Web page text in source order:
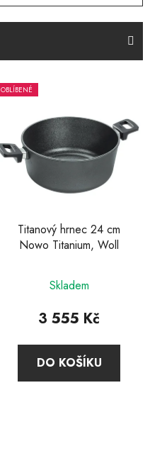
OBLÍBENÉ
Titanový hrnec 24 cm
Nowo Titanium, Woll
hodnocení
produktu
4,0
z
Skladem
3 555 Kč
DO KOŠÍKU